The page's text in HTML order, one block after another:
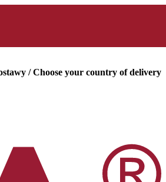
/ Choose your country of delivery